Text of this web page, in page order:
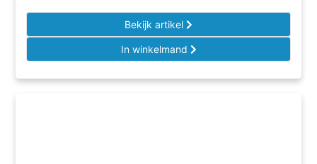
Bekijk artikel
In winkelmand